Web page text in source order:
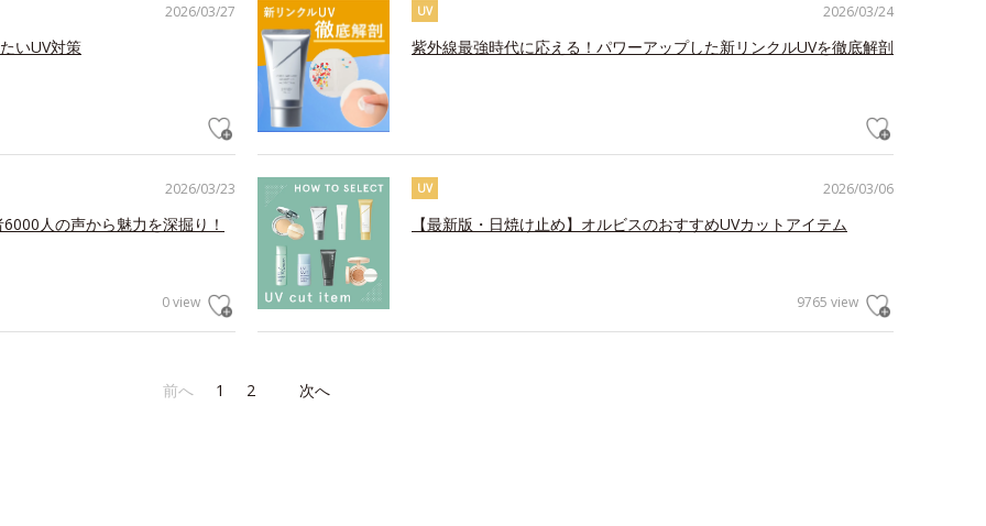
2026/03/27
いUV対策
2026/03/24
UV
紫外線最強時代に応える！パワーアップした新リンクルUVを徹底解剖
2026/03/23
人の声から魅力を深掘り！
0 view
2026/03/06
UV
【最新版・日焼け止め】オルビスのおすすめUVカットアイテム
9765 view
前へ 1 2 次へ